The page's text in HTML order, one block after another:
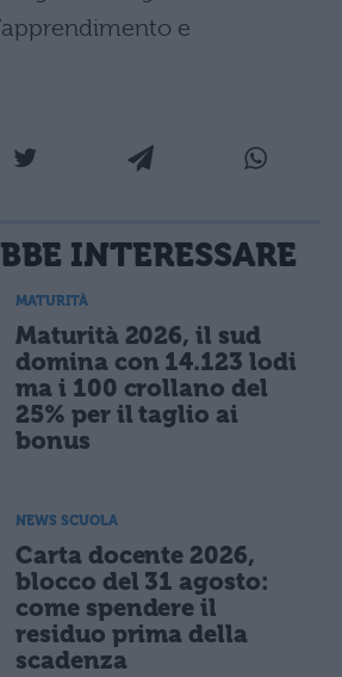
e
INTERESSARE
MATURITÀ
Maturità 2026, il sud
domina con 14.123 lodi
ma i 100 crollano del
25% per il taglio ai
bonus
NEWS SCUOLA
Carta docente 2026,
blocco del 31 agosto:
come spendere il
residuo prima della
scadenza